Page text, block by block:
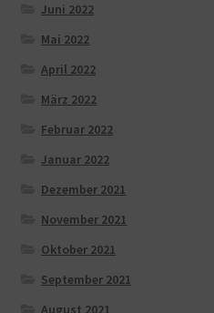
Juni 2022
Mai 2022
April 2022
März 2022
Februar 2022
Januar 2022
Dezember 2021
November 2021
Oktober 2021
September 2021
August 2021